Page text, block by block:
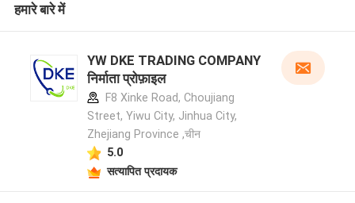
हमारे बारे में
YW DKE TRADING COMPANY
निर्माता प्रोफ़ाइल
F8 Xinke Road, Choujiang
Street, Yiwu City, Jinhua City,
Zhejiang Province ,चीन
5.0
सत्यापित प्रदायक